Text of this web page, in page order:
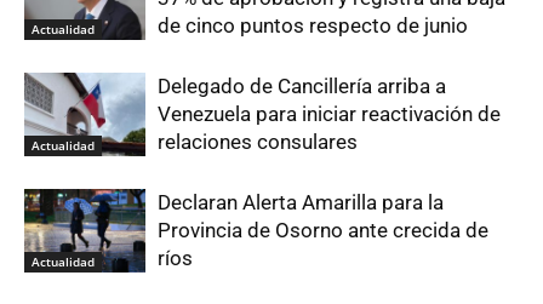
Actualidad
de cinco puntos respecto de junio
Actualidad
Delegado de Cancillería arriba a
Venezuela para iniciar reactivación de
relaciones consulares
Actualidad
Declaran Alerta Amarilla para la
Provincia de Osorno ante crecida de
ríos